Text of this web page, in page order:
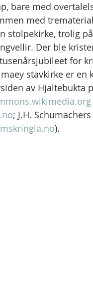
bare med
med
stolpekirke, trolig
Der ble
for
stavkirke er en
av Hjaltebukta
; J.H.
).